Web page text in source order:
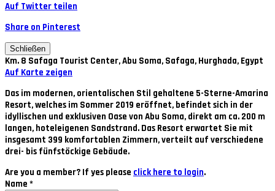
Auf Twitter teilen
Share on Pinterest
Schließen
Km. 8 Safaga Tourist Center, Abu Soma, Safaga, Hurghada, Egypt
Auf Karte zeigen
Das im modernen, orientalischen Stil gehaltene 5-Sterne-Amarina
Resort, welches im Sommer 2019 eröffnet, befindet sich in der
idyllischen und exklusiven Oase von Abu Soma, direkt am ca. 200 m
langen, hoteleigenen Sandstrand. Das Resort erwartet Sie mit
insgesamt 399 komfortablen Zimmern, verteilt auf verschiedene
drei- bis fünfstöckige Gebäude.
Are you a member? If yes please click here to login.
Name *